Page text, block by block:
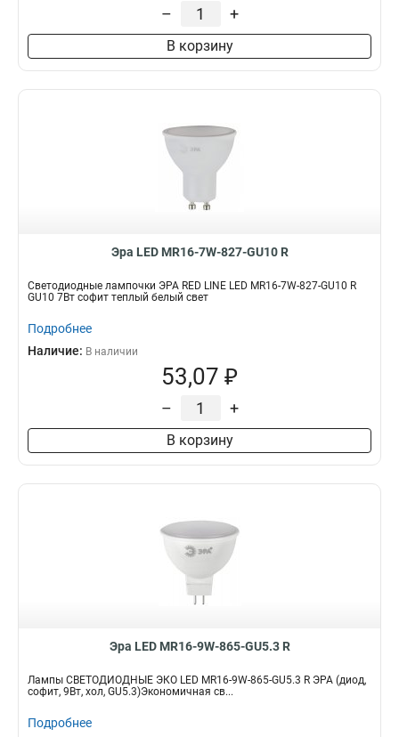
– +
В корзину
Эра LED MR16-7W-827-GU10 R
Светодиодные лампочки ЭРА RED LINE LED MR16-7W-827-GU10 R
GU10 7Вт софит теплый белый свет
Подробнее
Наличие: В наличии
53,07 ₽
– +
В корзину
Эра LED MR16-9W-865-GU5.3 R
Лампы СВЕТОДИОДНЫЕ ЭКО LED MR16-9W-865-GU5.3 R ЭРА (диод,
софит, 9Вт, хол, GU5.3)Экономичная св...
Подробнее